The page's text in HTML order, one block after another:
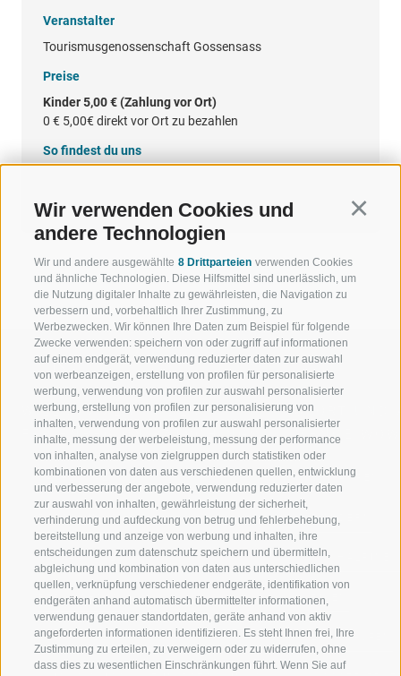
Wir verwenden Cookies und
andere Technologien
Wir und andere ausgewählte 8 Drittparteien verwenden Cookies
und ähnliche Technologien. Diese Hilfsmittel sind unerlässlich, um
die Nutzung digitaler Inhalte zu gewährleisten, die Navigation zu
verbessern und, vorbehaltlich Ihrer Zustimmung, zu
Werbezwecken. Wir können Ihre Daten zum Beispiel für folgende
Zwecke verwenden: speichern von oder zugriff auf informationen
auf einem endgerät, verwendung reduzierter daten zur auswahl
von werbeanzeigen, erstellung von profilen für personalisierte
werbung, verwendung von profilen zur auswahl personalisierter
werbung, erstellung von profilen zur personalisierung von
inhalten, verwendung von profilen zur auswahl personalisierter
inhalte, messung der werbeleistung, messung der performance
von inhalten, analyse von zielgruppen durch statistiken oder
kombinationen von daten aus verschiedenen quellen, entwicklung
und verbesserung der angebote, verwendung reduzierter daten
zur auswahl von inhalten, gewährleistung der sicherheit,
verhinderung und aufdeckung von betrug und fehlerbehebung,
bereitstellung und anzeige von werbung und inhalten, ihre
entscheidungen zum datenschutz speichern und übermitteln,
abgleichung und kombination von daten aus unterschiedlichen
quellen, verknüpfung verschiedener endgeräte, identifikation von
endgeräten anhand automatisch übermittelter informationen,
verwendung genauer standortdaten, geräte anhand von aktiv
angeforderten informationen identifizieren. Es steht Ihnen frei, Ihre
Zustimmung zu erteilen, zu verweigern oder zu widerrufen, ohne
dass dies zu wesentlichen Einschränkungen führt. Wenn Sie auf
Veranstalter
Tourismusgenossenschaft Gossensass
Preise
Kinder 5,00 € (Zahlung vor Ort)
0 € 5,00€ direkt vor Ort zu bezahlen
So findest du uns
WILLKOMMEN IN DER
FERIENREGION RATSCHINGS
JAUFENTAL
RATSCHINGS
RIDNAUNTAL
BERGBAHNEN
SKISCHULE RATSCHINGS
SPORT UND
MENGE
SKIFAHREN
WANDERN
HOCHALPINE
BIKEN
LANGLAUFEN